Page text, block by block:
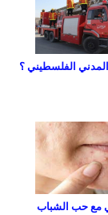
الفلسطيني ؟
مع حب الشباب